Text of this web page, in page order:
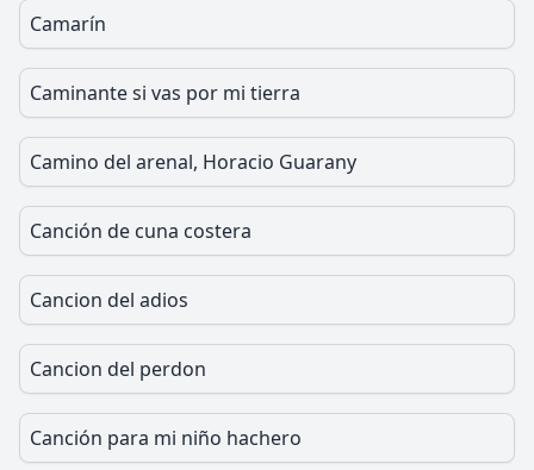
Camarín
Caminante si vas por mi tierra
Camino del arenal, Horacio Guarany
Canción de cuna costera
Cancion del adios
Cancion del perdon
Canción para mi niño hachero